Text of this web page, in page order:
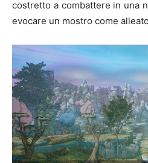
costretto a combattere in una
evocare un mostro come